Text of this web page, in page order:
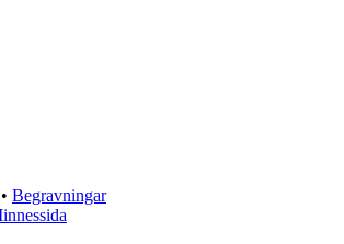
• Begravningar